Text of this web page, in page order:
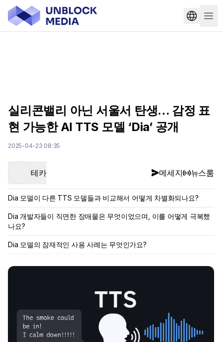
실리콘밸리 아닌 서울서 탄생… 감정 표
현 가능한 AI TTS 모델 ‘Dia’ 공개
2025-04-23 08:35
테카 메세지 뉴스룸
Dia 모델이 다른 TTS 모델들과 비교해서 어떻게 차별화되나요?
Dia 개발자들이 직면한 장애물은 무엇이었으며, 이를 어떻게 극복했
나요?
Dia 모델의 잠재적인 사용 사례는 무엇인가요?